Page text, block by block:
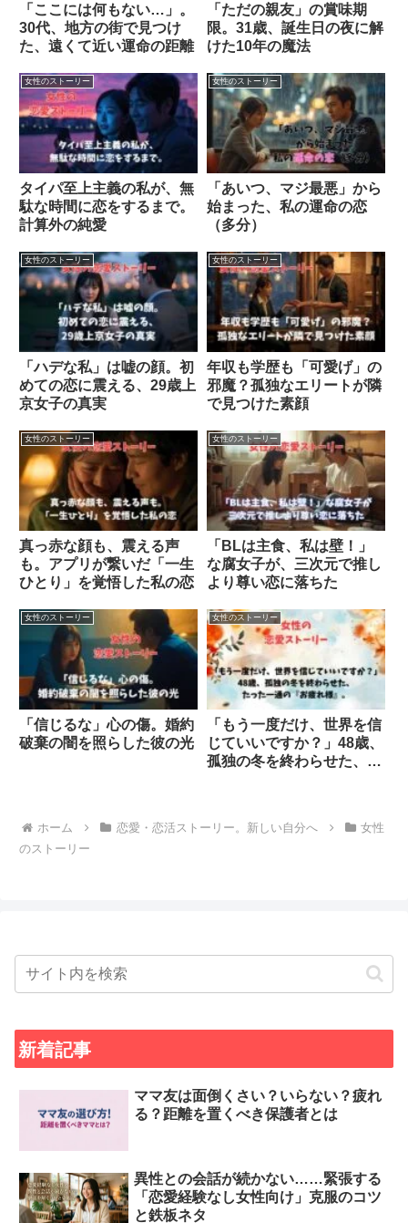
「ここには何もない…」。
30代、地方の街で見つけ
た、遠くて近い運命の距離
「ただの親友」の賞味期
限。31歳、誕生日の夜に解
けた10年の魔法
女性のストーリー
タイパ至上主義の私が、無
駄な時間に恋をするまで。
計算外の純愛
女性のストーリー
「あいつ、マジ最悪」から
始まった、私の運命の恋
（多分）
女性のストーリー
「ハデな私」は嘘の顔。初
めての恋に震える、29歳上
京女子の真実
女性のストーリー
年収も学歴も「可愛げ」の
邪魔？孤独なエリートが隣
で見つけた素顔
女性のストーリー
真っ赤な顔も、震える声
も。アプリが繋いだ「一生
ひとり」を覚悟した私の恋
女性のストーリー
「BLは主食、私は壁！」
な腐女子が、三次元で推し
より尊い恋に落ちた
女性のストーリー
「信じるな」心の傷。婚約
破棄の闇を照らした彼の光
女性のストーリー
「もう一度だけ、世界を信
じていいですか？」48歳、
孤独の冬を終わらせた、た
ホーム 恋愛・恋活ストーリー。新しい自分へ
女性
のストーリー
新着記事
ママ友は面倒くさい？いらない？疲れ
る？距離を置くべき保護者とは
異性との会話が続かない……緊張する
「恋愛経験なし女性向け」克服のコツ
と鉄板ネタ